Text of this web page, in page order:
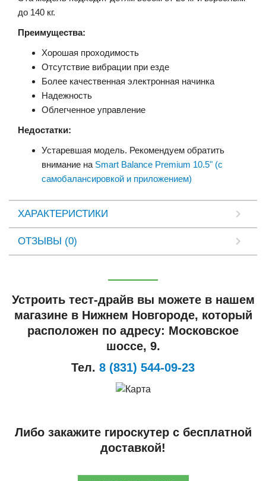
до 140 кг.
Преимущества:
Хорошая проходимость
Отсутствие вибрации при езде
Более качественная электронная начинка
Надежность
Облегченное управление
Недостатки:
Устаревшая модель. Рекомендуем обратить
внимание на Smart Balance Premium 10.5" (с
самобалансировкой и приложением)
ХАРАКТЕРИСТИКИ
ОТЗЫВЫ (0)
Устроить тест-драйв вы можете в нашем
магазине в Нижнем Новгороде, который
расположен по адресу: Московское
шоссе, 9.
Тел. 8 (831) 544-09-23
Либо закажите гироскутер с бесплатной
доставкой!